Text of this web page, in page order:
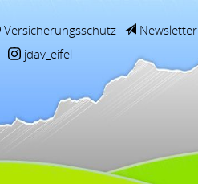
Versicherungsschutz Newsletter
jdav_eifel